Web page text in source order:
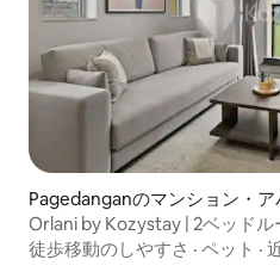
Pagedanganのマンション・ア
Orlani by Kozystay | 2ベッドル
BSD
徒歩移動のしやすさ · ペット ·